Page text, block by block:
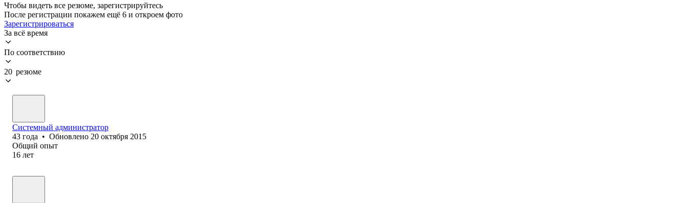
Чтобы видеть все резюме, зарегистрируйтесь
После регистрации покажем ещё 6 и откроем фото
Зарегистрироваться
За всё время
По соответствию
20 резюме
Системный администратор
43 года • Обновлено 20 октября 2015
Общий опыт
16 лет